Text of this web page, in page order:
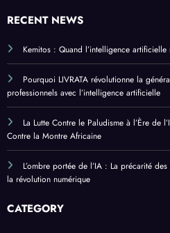
RECENT NEWS
Kemitos : Quand l’intelligence
Pourquoi LIVRATA révolutionne la
professionnels avec l’intelligence artificielle
La Lutte Contre le Paludisme à l’Ère de
Contre la Montre Africaine
L’ombre portée de l’IA : La précarité
la révolution numérique
CATEGORY